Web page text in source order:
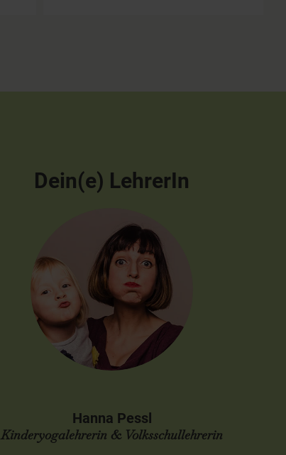
Dein(e) LehrerIn
Hanna Pessl
Kinderyogalehrerin & Volksschullehrerin